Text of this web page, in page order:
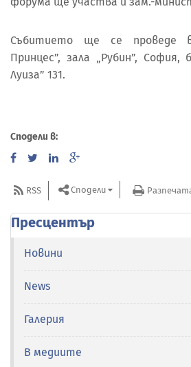
Събитието ще се проведе
Принцес”, зала „Рубин”, София,
Луиза” 131.
Сподели в:
RSS Сподели
Пресцентър
Новини
News
Галерия
В медиите